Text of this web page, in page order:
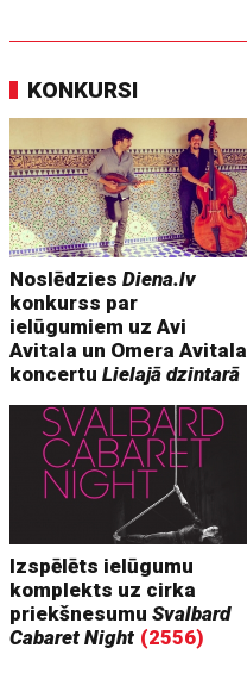
KONKURSI
NoslēdziesDiena.lv
konkurss par
ielūgumiem uz Avi
Avitala un Omera Avitala
koncertuLielajā dzintarā
Izspēlēts ielūgumu
komplekts uz cirka
priekšnesumuSvalbard
Cabaret Night (2556)